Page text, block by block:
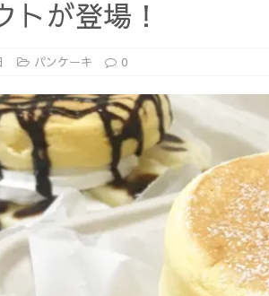
トが登場！
パンケーキ 0